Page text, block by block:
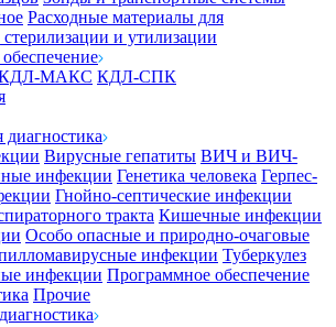
Расходные материалы для
и утилизации
МАКС КДЛ-СПК
Вирусные гепатиты ВИЧ и ВИЧ-
инфекции Генетика человека Герпес-
Гнойно-септические инфекции
тракта Кишечные инфекции
Особо опасные и природно-очаговые
инфекции Туберкулез
инфекции Программное обеспечение
Прочие